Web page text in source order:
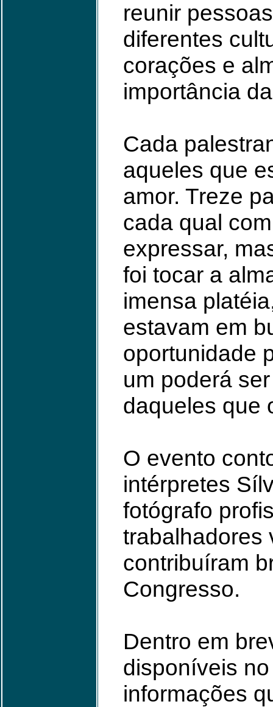
reunir
diferentes
corações e
importância
Cada
aqueles que
amor. Treze
cada qual
expressar,
foi tocar a
imensa
estavam em
oportunidade
um poderá
daqueles que
O evento
intérpretes
fotógrafo
trabalhadores
contribuíram
Congresso.
Dentro em
disponíveis
informações